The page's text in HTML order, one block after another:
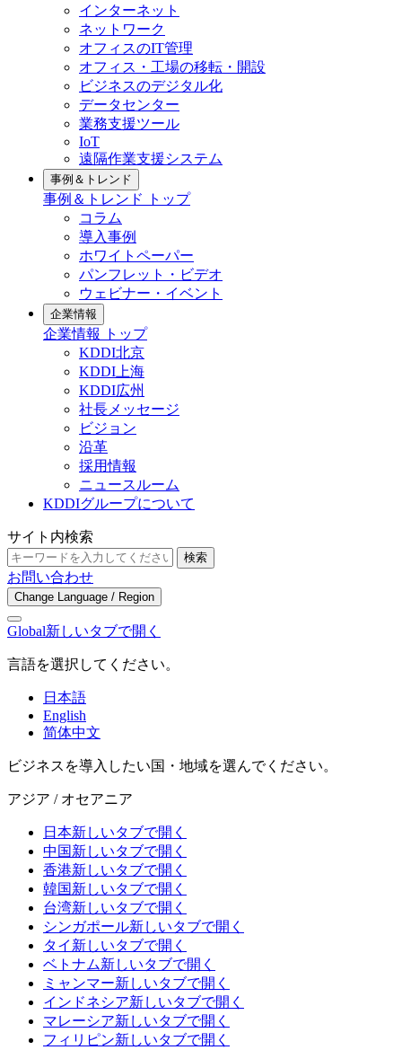
インターネット
ネットワーク
オフィスのIT管理
オフィス・工場の移転・開設
ビジネスのデジタル化
データセンター
業務支援ツール
IoT
遠隔作業支援システム
事例＆トレンド
事例＆トレンド トップ
コラム
導入事例
ホワイトペーパー
パンフレット・ビデオ
ウェビナー・イベント
企業情報
企業情報 トップ
KDDI北京
KDDI上海
KDDI広州
社長メッセージ
ビジョン
沿革
採用情報
ニュースルーム
KDDIグループについて
サイト内検索
検索
お問い合わせ
Change Language / Region
Global新しいタブで開く
言語を選択してください。
日本語
English
简体中文
ビジネスを導入したい国・地域を選んでください。
アジア / オセアニア
日本新しいタブで開く
中国新しいタブで開く
香港新しいタブで開く
韓国新しいタブで開く
台湾新しいタブで開く
シンガポール新しいタブで開く
タイ 新しいタブで開く
ベトナム新しいタブで開く
ミャンマー新しいタブで開く
インドネシア新しいタブで開く
マレーシア新しいタブで開く
フィリピン新しいタブで開く